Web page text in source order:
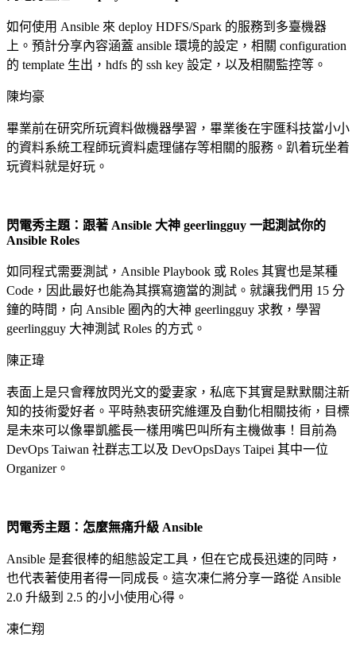
如何使用 Ansible 來 deploy HDFS/Spark 的服務到多臺機器
上。預計分享內容涵蓋 ansible 環境的設定，相關 configuration
的 template 生出，hdfs 的 ssh key 設定，以及相關監控等。
陳均豪
畢業前在研究所玩資料做機器學習，畢業後在宇匯科技當小小
的資料系統工程師玩資料處理儲存等相關的服務。趴着玩坐着
玩資料就是好玩。
閃電秀主題：跟著 Ansible 大神 geerlingguy 一起測試你的
Ansible Roles
如同程式需要測試，Ansible Playbook 或 Roles 其實也是某種
Code，因此最好也能為其撰寫適當的測試。就讓我們用 15 分
鐘的時間，向 Ansible 圈內的大神 geerlingguy 求教，學習
geerlingguy 大神測試 Roles 的方式。
陳正瑋
表面上是只會釋放閃光文的愛妻家，私底下其實是默默關注新
知的技術愛好者。平時熱衷研究維運及自動化相關技術，目標
是未來可以像畢凱艦長一樣用嘴巴叫所有主機做事！目前為
DevOps Taiwan 社群志工以及 DevOpsDays Taipei 其中一位
Organizer。
閃電秀主題：怎麼無痛升級 Ansible
Ansible 是套很棒的組態設定工具，但在它成長迅速的同時，
也代表著使用者得一同成長。這次凍仁將分享一路從 Ansible
2.0 升級到 2.5 的小小使用心得。
凍仁翔